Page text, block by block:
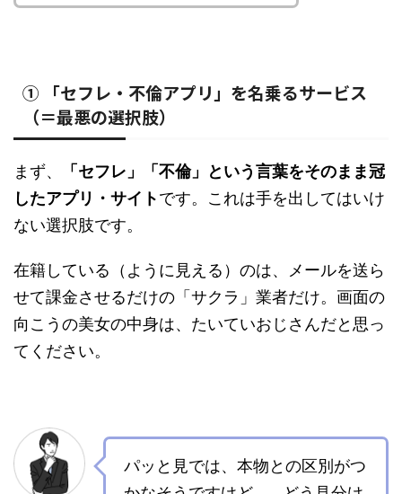
① 「セフレ・不倫アプリ」を名乗るサービス
（＝最悪の選択肢）
まず、
「セフレ」「不倫」という言葉をそのまま冠
したアプリ・サイトです。これは手を出してはいけ
ない選択肢です。
在籍している（ように見える）のは、メールを送ら
せて課金させるだけの「サクラ」業者だけ。画面の
向こうの美女の中身は、たいていおじさんだと思っ
てください。
パッと見では、本物との区別がつ